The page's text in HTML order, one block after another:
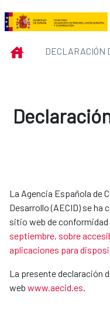
Saltar al contenido principal
Declaración
INICIODECLARACIÓN
La Agencia Española de
Desarrollo (AECID) se
sitio web de conformidad
septiembre, sobre
aplicaciones para
La presente declaración
web www.aecid.es.